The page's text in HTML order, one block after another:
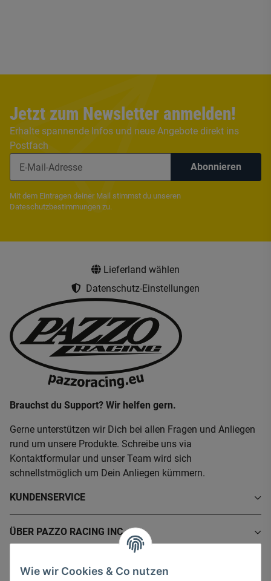
Jetzt zum Newsletter anmelden!
Erhalte spannende Infos und neue Angebote direkt ins
Postfach
Abonnieren
Mit dem Eintragen deiner Mail stimmst du unseren
Dateschutzbestimmungen zu.
Lieferland wählen
Datenschutz-Einstellungen
Brauchst du Support? Wir helfen gern.
Gerne unterstützen wir Dich bei allen Fragen und Anliegen
rund um unsere Produkte. Schreibe uns via
Kontaktformular und unser Team wird sich
schnellstmöglich um Dein Anliegen kümmern.
KUNDENSERVICE
ÜBER PAZZO RACING INC.
INFORMATIONEN
Wie wir Cookies & Co nutzen